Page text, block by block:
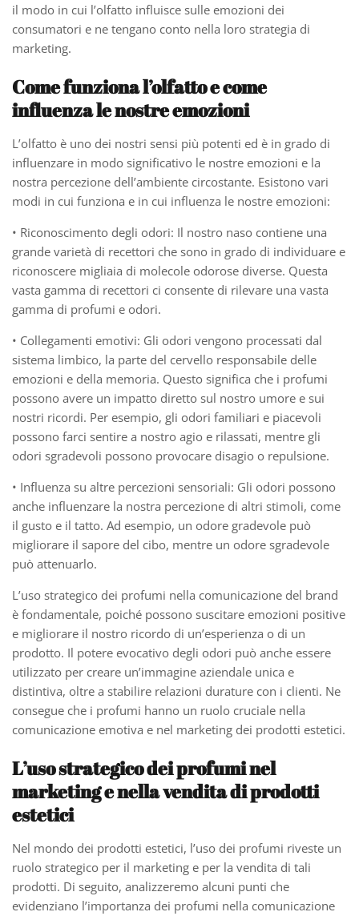
il modo in cui l’olfatto influisce sulle emozioni dei
consumatori e ne tengano conto nella loro strategia di
marketing.
Come funziona l’olfatto e come
influenza le nostre emozioni
L’olfatto è uno dei nostri sensi più potenti ed è in grado di
influenzare in modo significativo le nostre emozioni e la
nostra percezione dell’ambiente circostante. Esistono vari
modi in cui funziona e in cui influenza le nostre emozioni:
• Riconoscimento degli odori: Il nostro naso contiene una
grande varietà di recettori che sono in grado di individuare e
riconoscere migliaia di molecole odorose diverse. Questa
vasta gamma di recettori ci consente di rilevare una vasta
gamma di profumi e odori.
• Collegamenti emotivi: Gli odori vengono processati dal
sistema limbico, la parte del cervello responsabile delle
emozioni e della memoria. Questo significa che i profumi
possono avere un impatto diretto sul nostro umore e sui
nostri ricordi. Per esempio, gli odori familiari e piacevoli
possono farci sentire a nostro agio e rilassati, mentre gli
odori sgradevoli possono provocare disagio o repulsione.
• Influenza su altre percezioni sensoriali: Gli odori possono
anche influenzare la nostra percezione di altri stimoli, come
il gusto e il tatto. Ad esempio, un odore gradevole può
migliorare il sapore del cibo, mentre un odore sgradevole
può attenuarlo.
L’uso strategico dei profumi nella comunicazione del brand
è fondamentale, poiché possono suscitare emozioni positive
e migliorare il nostro ricordo di un’esperienza o di un
prodotto. Il potere evocativo degli odori può anche essere
utilizzato per creare un’immagine aziendale unica e
distintiva, oltre a stabilire relazioni durature con i clienti. Ne
consegue che i profumi hanno un ruolo cruciale nella
comunicazione emotiva e nel marketing dei prodotti estetici.
L’uso strategico dei profumi nel
marketing e nella vendita di prodotti
estetici
Nel mondo dei prodotti estetici, l’uso dei profumi riveste un
ruolo strategico per il marketing e per la vendita di tali
prodotti. Di seguito, analizzeremo alcuni punti che
evidenziano l’importanza dei profumi nella comunicazione